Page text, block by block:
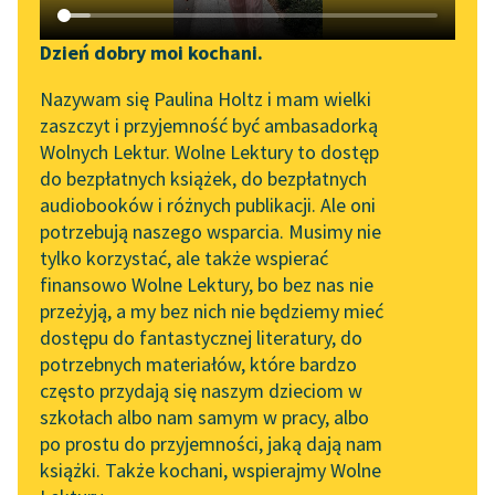
Katalog DAISY
Podkasty o książkach
Zgłoś brak utworu
Aktualności
„Prokurator Alicja Horn”
do słuchania
Byliśmy częścią AI Impact
Lab
Zapraszamy na spotkanie
online z tłumaczkami
literatury skandynawskiej
Spotkanie z Katarzyną
Tunkiel w Oslo
102. lata temu zmarł
Joseph Conrad
Narzędzia
Mapa Wolnych Lektur
Leśmianator
Przewodnik dla piszących i
czytających
API
OAI-PMH
Widget Wolnych Lektur
Przypisy
Dzień dobry moi kochani.
Nazywam się Paulina Holtz i mam wielki
zaszczyt i przyjemność być ambasadorką
Wolnych Lektur. Wolne Lektury to dostęp
do bezpłatnych książek, do bezpłatnych
audiobooków i różnych publikacji. Ale oni
potrzebują naszego wsparcia. Musimy nie
tylko korzystać, ale także wspierać
finansowo Wolne Lektury, bo bez nas nie
przeżyją, a my bez nich nie będziemy mieć
dostępu do fantastycznej literatury, do
potrzebnych materiałów, które bardzo
często przydają się naszym dzieciom w
szkołach albo nam samym w pracy, albo
po prostu do przyjemności, jaką dają nam
książki. Także kochani, wspierajmy Wolne
Krzysztof Kamil Baczyński
Górą białe konie
przeszły,
trop dymiący w
kłębach stanął,
w gwiazdach płonąc
cicho trzeszczy
wigilijne...
Czytaj więcej